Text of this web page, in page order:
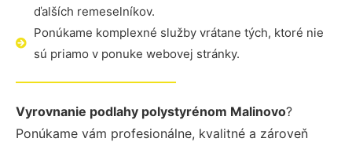
ďalších remeselníkov.
Ponúkame komplexné služby vrátane tých, ktoré nie
sú priamo v ponuke webovej stránky.
Vyrovnanie podlahy polystyrénom Malinovo?
Ponúkame vám profesionálne, kvalitné a zároveň